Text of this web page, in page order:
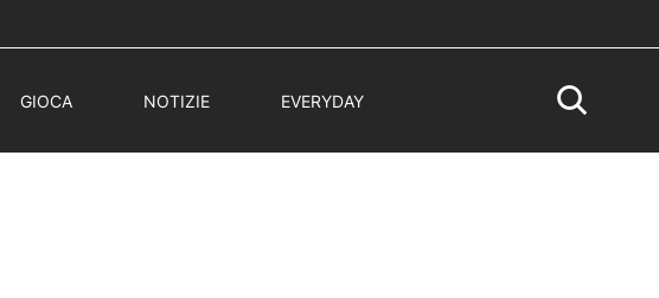
GIOCA NOTIZIE EVERYDAY